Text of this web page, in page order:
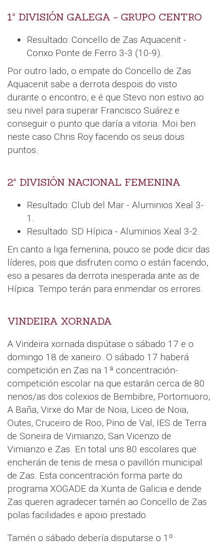
1ª DIVISIÓN GALEGA - GRUPO CENTRO
Resultado: Concello de Zas Aquacenit -
Conxo Ponte de Ferro 3-3 (10-9).
Por outro lado, o empate do Concello de Zas
Aquacenit sabe a derrota despois do visto
durante o encontro, e é que Stevo non estivo ao
seu nivel para superar Francisco Suárez e
conseguir o punto que daría a vitoria. Moi ben
neste caso Chris Roy facendo os seus dous
puntos.
2ª DIVISIÓN NACIONAL FEMENINA
Resultado: Club del Mar - Aluminios Xeal 3-
1.
Resultado: SD Hípica - Aluminios Xeal 3-2.
En canto a liga femenina, pouco se pode dicir das
líderes, pois que disfruten como o están facendo,
eso a pesares da derrota inesperada ante as de
Hípica. Tempo terán para enmendar os errores.
VINDEIRA XORNADA
A Vindeira xornada dispútase o sábado 17 e o
domingo 18 de xaneiro. O sábado 17 haberá
competición en Zas na 1ª concentración-
competición escolar na que estarán cerca de 80
nenos/as dos colexios de Bembibre, Portomuoro,
A Baña, Virxe do Mar de Noia, Liceo de Noia,
Outes, Cruceiro de Roo, Pino de Val, IES de Terra
de Soneira de Vimianzo, San Vicenzo de
Vimianzo e Zas. En total uns 80 escolares que
encherán de tenis de mesa o pavillón municipal
de Zas. Esta concentración forma parte do
programa XOGADE da Xunta de Galicia e dende
Zas queren agradecer tamén ao Concello de Zas
polas facilidades e apoio prestado.
Tamén o sábado debería disputarse o 1º